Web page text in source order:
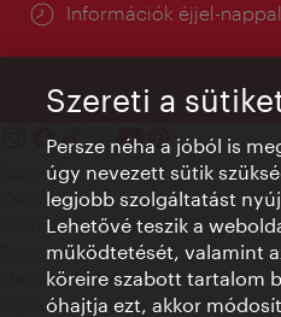
Információk éjjel-nappal
Kapcsolat
Credits
Adatvédelmi nyilatkozat
Terms of Use
Megközelíthetőség
Sajtókapcsolat
Szereti a
Persze néha a jóból is
úgy nevezett sütik
legjobb szolgáltatást
Lehetővé teszik a
működtetését, valamint
köreire szabott tartalom
óhajtja ezt, akkor